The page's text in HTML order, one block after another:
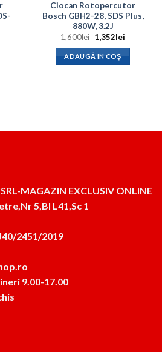
Ciocan Rotopercutor
Bosch GBH2-28, SDS Plus,
880W, 3.2J
1,600lei Prețul
inițial
a
fost:
1,600lei.
1,352leiPrețul
ADAUGĂ ÎN COȘ
MAGAZIN EXCLUSIV ONLINE
5,Bl L41,Sc 1
2451/2019
9.00-17.00